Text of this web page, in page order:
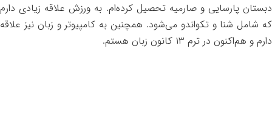
دبستان پارسایی و صارمیه تحصیل کرده‌ام. به ورزش علاقه زیادی دارم
که شامل شنا و تکواندو می‌شود. همچنین به کامپیوتر و زبان نیز علاقه
دارم و هم‌اکنون در ترم ۱۳ کانون زبان هستم.